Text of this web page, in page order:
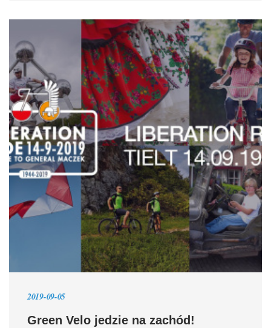
2019-09-05
Green Velo jedzie na zachód!